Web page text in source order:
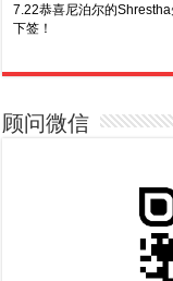
Business offer！
8.6恭喜江苏的谢先生600旅
8.5恭喜江苏的杨女士190
8.3恭喜黑龙江的刘女士
8.3恭喜天津的陈同学和妈
7.22恭喜尼泊尔的
下签！
签！
7.15恭喜江苏的曹同学500
7.13恭喜广东的邓同学500
7.9恭喜广东的喻同学500
7.8恭喜黑龙江的刘女士
7.7恭喜北京的王先生和孩
顾问微信